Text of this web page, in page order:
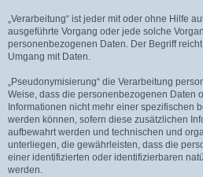
„Verarbeitung“ ist jeder mit oder ohne Hilfe
ausgeführte Vorgang oder jede solche
personenbezogenen Daten. Der Begriff
Umgang mit Daten.
„Pseudonymisierung“ die Verarbeitung
Weise, dass die personenbezogenen Daten
Informationen nicht mehr einer spezifischen
werden können, sofern diese zusätzlichen
aufbewahrt werden und technischen und
unterliegen, die gewährleisten, dass die
einer identifizierten oder identifizierbaren
werden.